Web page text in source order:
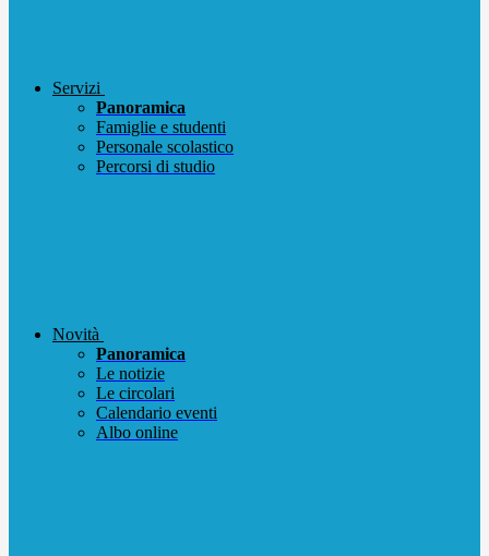
Servizi
Panoramica
Famiglie e studenti
Personale scolastico
Percorsi di studio
Novità
Panoramica
Le notizie
Le circolari
Calendario eventi
Albo online